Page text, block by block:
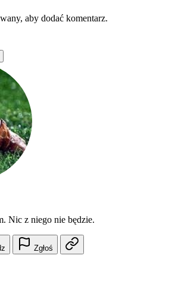
aby dodać komentarz.
Nic z niego nie będzie.
Zgłoś